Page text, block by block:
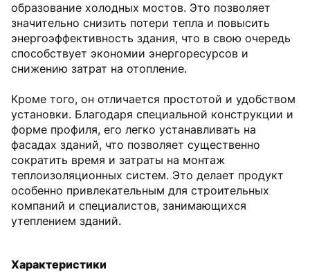
образование холодных мостов. Это позволяет
значительно снизить потери тепла и повысить
энергоэффективность здания, что в свою очередь
способствует экономии энергоресурсов и
снижению затрат на отопление.
Кроме того, он отличается простотой и удобством
установки. Благодаря специальной конструкции и
форме профиля, его легко устанавливать на
фасадах зданий, что позволяет существенно
сократить время и затраты на монтаж
теплоизоляционных систем. Это делает продукт
особенно привлекательным для строительных
компаний и специалистов, занимающихся
утеплением зданий.
Характеристики